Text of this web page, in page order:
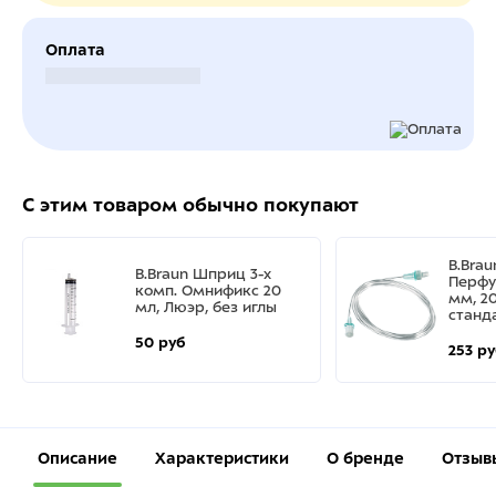
Оплата
С этим товаром обычно покупают
B.Braun Шприц 3-х
комп. Омнификс 20
мл, Люэр, без иглы
50 руб
мм,
253
Описание Характеристики О бренде